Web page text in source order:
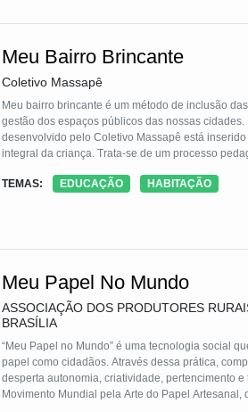
autonomia para a criança.
Meu Bairro Brincante
Coletivo Massapê
Meu bairro brincante é um método de inclusão
gestão dos espaços públicos das nossas
desenvolvido pelo Coletivo Massapê está
integral da criança. Trata-se de um processo
saudáveis e vivos no entorno das escolas.
TEMAS: EDUCAÇÃO HABITAÇÃO
Meu Papel No Mundo
ASSOCIAÇÃO DOS PRODUTORES
BRASÍLIA
“Meu Papel no Mundo” é uma tecnologia social
papel como cidadãos. Através dessa prática,
desperta autonomia, criatividade, pertencimento
Movimento Mundial pela Arte do Papel